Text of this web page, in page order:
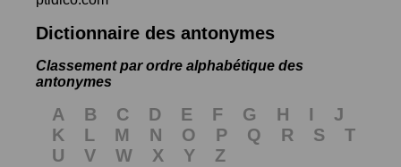
Dictionnaire des antonymes
Classement par ordre alphabétique des
antonymes
A B C D E F G H I
J
K
L M N O P Q R S
T
U
V W X Y
Z